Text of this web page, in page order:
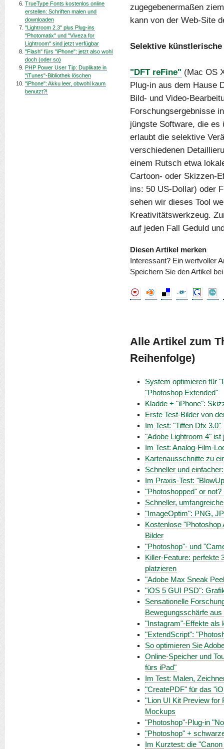
TrueType Fonts kostenlos online
erstellen: Schriften malen und
downloaden
"Lightroom 2.3" plus Plug-ins
"Photomatix" und "Viveza for
Lightroom" sind jetzt verfügbar
"Flash" fürs "iPhone": jetzt also wohl
doch (oder so)
PHP Power User Tip: Duplikate in
"iTunes"-Bibliothek löschen
"iPhone": Akku leer, obwohl kaum
benutzt?!
zugegebenermaßen
kann von der Web-Site
Selektive
"DFT reFine" (Mac OS
Plug-in aus dem Hause
Bild- und Video-
Forschungsergebnisse
jüngste Software, die es
erlaubt die selektive
verschiedenen
einem Rutsch etwa
Cartoon- oder Skizzen-
ins: 50 US-Dollar) oder
sehen wir dieses Tool
Kreativitätswerkzeug.
auf jeden Fall Geduld
Diesen Artikel merken
Interessant? Ein wertvoller
Speichern Sie den Artikel
Alle Artikel zum
Reihenfolge)
System optimieren für
"Photoshop Extended"
Kladde + "iPhone":
Erste Test-Bilder von
Im Test: "Tiffen Dfx 3.0"
"Adobe Lightroom 4" ist
Im Test: Analog-Film-
Kartenausschnitte zu
Schneller und
Im Praxis-Test:
"Photoshopped" or
Schneller,
"ImageOptim": PNG,
Kostenlose
Bilder
"Photoshop"- und
Killer-Feature: perfekte
platzieren
"Adobe Max Sneak
"iOS 5 GUI PSD":
Sensationelle
Bewegungsschärfe
"Instagram"-Effekte als
"ExtendScript":
So optimieren Sie
Online-Speicher und
fürs iPad"
Im Test: Malen,
"CreatePDF" für das
"Lion UI Kit Preview for
Mockups
"Photoshop"-Plug-in
"Photoshop" +
Im Kurztest: die